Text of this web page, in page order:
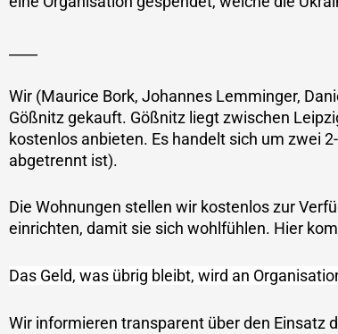
Wir (Maurice Bork, Johannes Lemminger,
Gößnitz gekauft. Gößnitz liegt zwischen
kostenlos anbieten. Es handelt sich um zwei
abgetrennt ist).
Die Wohnungen stellen wir kostenlos zur
einrichten, damit sie sich wohlfühlen. Hier
Das Geld, was übrig bleibt, wird an
Wir informieren transparent über den Einsatz